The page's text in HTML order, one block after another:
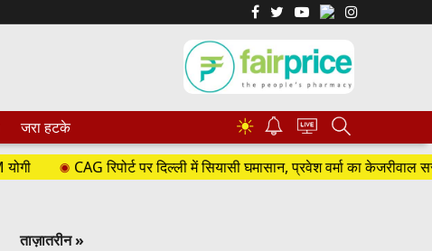
जरा हटके ☀
CAG रिपोर्ट पर दिल्ली में सियासी घमासान, प्रवेश वर्मा का केजरीवाल
ताज़ातरीन »